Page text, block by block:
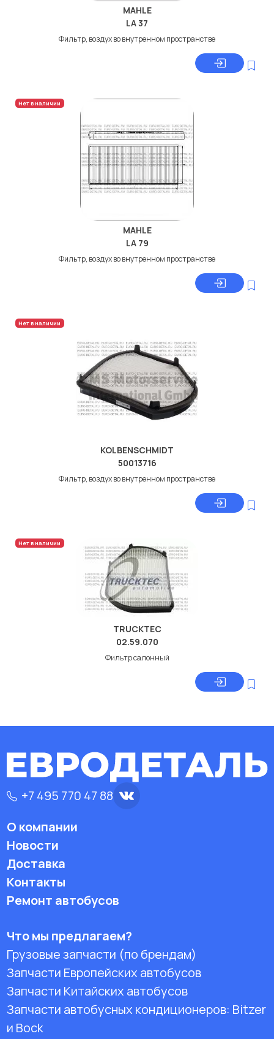
MAHLE
LA 37
Фильтр, воздух во внутренном пространстве
Нет в наличии
MAHLE
LA 79
Фильтр, воздух во внутренном пространстве
Нет в наличии
KOLBENSCHMIDT
50013716
Фильтр, воздух во внутренном пространстве
Нет в наличии
TRUCKTEC
02.59.070
Фильтр салонный
+7 495 770 47 88
О компании
Новости
Доставка
Контакты
Ремонт автобусов
Что мы предлагаем?
Грузовые запчасти (по брендам)
Запчасти Европейских автобусов
Запчасти Китайских автобусов
Запчасти автобусных кондиционеров: Bitzer
и Bock